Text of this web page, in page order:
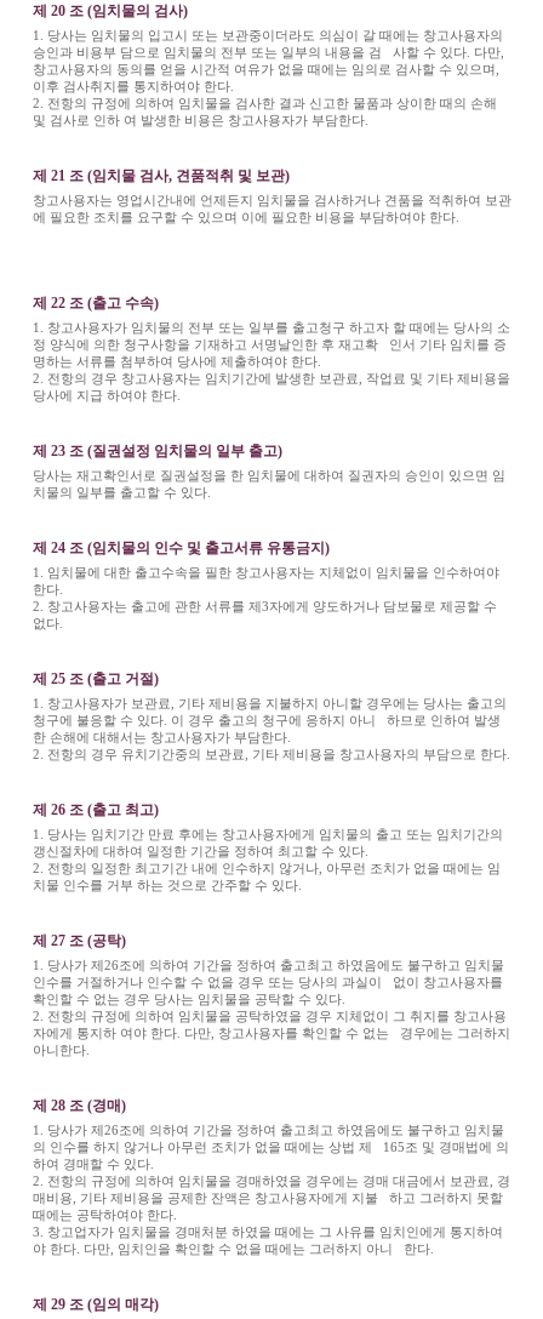
제 20 조 (임치물의 검사)
1. 당사는 임치물의 입고시 또는 보관중이더라도 의심이 갈 때에는 창고사용자의
승인과 비용부 담으로 임치물의 전부 또는 일부의 내용을 검 사할 수 있다. 다만,
창고사용자의 동의를 얻을 시간적 여유가 없을 때에는 임의로 검사할 수 있으며,
이후 검사취지를 통지하여야 한다.
2. 전항의 규정에 의하여 임치물을 검사한 결과 신고한 물품과 상이한 때의 손해
및 검사로 인하 여 발생한 비용은 창고사용자가 부담한다.
제 21 조 (임치물 검사, 견품적취 및 보관)
창고사용자는 영업시간내에 언제든지 임치물을 검사하거나 견품을 적취하여 보관
에 필요한 조치를 요구할 수 있으며 이에 필요한 비용을 부담하여야 한다.
제 22 조 (출고 수속)
1. 창고사용자가 임치물의 전부 또는 일부를 출고청구 하고자 할 때에는 당사의 소
정 양식에 의한 청구사항을 기재하고 서명날인한 후 재고확 인서 기타 임치를 증
명하는 서류를 첨부하여 당사에 제출하여야 한다.
2. 전항의 경우 창고사용자는 임치기간에 발생한 보관료, 작업료 및 기타 제비용을
당사에 지급 하여야 한다.
제 23 조 (질권설정 임치물의 일부 출고)
당사는 재고확인서로 질권설정을 한 임치물에 대하여 질권자의 승인이 있으면 임
치물의 일부를 출고할 수 있다.
제 24 조 (임치물의 인수 및 출고서류 유통금지)
1. 임치물에 대한 출고수속을 필한 창고사용자는 지체없이 임치물을 인수하여야
한다.
2. 창고사용자는 출고에 관한 서류를 제3자에게 양도하거나 담보물로 제공할 수
없다.
제 25 조 (출고 거절)
1. 창고사용자가 보관료, 기타 제비용을 지불하지 아니할 경우에는 당사는 출고의
청구에 불응할 수 있다. 이 경우 출고의 청구에 응하지 아니 하므로 인하여 발생
한 손해에 대해서는 창고사용자가 부담한다.
2. 전항의 경우 유치기간중의 보관료, 기타 제비용을 창고사용자의 부담으로 한다.
제 26 조 (출고 최고)
1. 당사는 임치기간 만료 후에는 창고사용자에게 임치물의 출고 또는 임치기간의
갱신절차에 대하여 일정한 기간을 정하여 최고할 수 있다.
2. 전항의 일정한 최고기간 내에 인수하지 않거나, 아무런 조치가 없을 때에는 임
치물 인수를 거부 하는 것으로 간주할 수 있다.
제 27 조 (공탁)
1. 당사가 제26조에 의하여 기간을 정하여 출고최고 하였음에도 불구하고 임치물
인수를 거절하거나 인수할 수 없을 경우 또는 당사의 과실이 없이 창고사용자를
확인할 수 없는 경우 당사는 임치물을 공탁할 수 있다.
2. 전항의 규정에 의하여 임치물을 공탁하였을 경우 지체없이 그 취지를 창고사용
자에게 통지하 여야 한다. 다만, 창고사용자를 확인할 수 없는 경우에는 그러하지
아니한다.
제 28 조 (경매)
1. 당사가 제26조에 의하여 기간을 정하여 출고최고 하였음에도 불구하고 임치물
의 인수를 하지 않거나 아무런 조치가 없을 때에는 상법 제 165조 및 경매법에 의
하여 경매할 수 있다.
2. 전항의 규정에 의하여 임치물을 경매하였을 경우에는 경매 대금에서 보관료, 경
매비용, 기타 제비용을 공제한 잔액은 창고사용자에게 지불 하고 그러하지 못할
때에는 공탁하여야 한다.
3. 창고업자가 임치물을 경매처분 하였을 때에는 그 사유를 임치인에게 통지하여
야 한다. 다만, 임치인을 확인할 수 없을 때에는 그러하지 아니 한다.
제 29 조 (임의 매각)